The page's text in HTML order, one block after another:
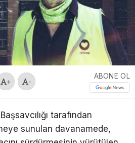
+ -
ABONE OL
tarafından
sunulan davanamede,